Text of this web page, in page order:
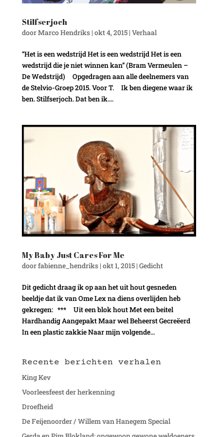
Stilfserjoch
doorMarco Hendriks| okt 4, 2015| Verhaal
“Het is een wedstrijd Het is een wedstrijd Het is een
wedstrijd die je niet winnen kan” (Bram Vermeulen –
De Wedstrijd) Opgedragen aan alle deelnemers van
de Stelvio-Groep 2015. Voor T. Ik ben diegene waar ik
ben. Stilfserjoch. Dat ben ik....
My Baby Just Cares For Me
doorfabienne_hendriks| okt 1, 2015| Gedicht
Dit gedicht draag ik op aan het uit hout gesneden
beeldje dat ik van Ome Lex na diens overlijden heb
gekregen: *** Uit een blok hout Met een beitel
Hardhandig Aangepakt Maar wel Beheerst Gecreëerd
In een plastic zakkie Naar mijn volgende...
Recente berichten verhalen
King Kev
Voorleesfeest der herkenning
Droefheid
De Feijenoorder / Willem van Hanegem Special